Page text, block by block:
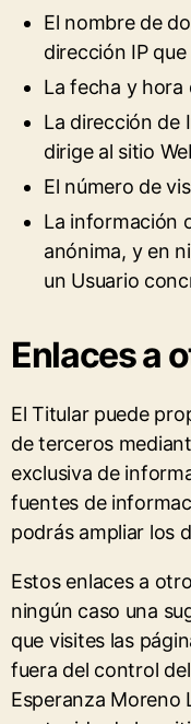
El nombre de
dirección IP
La fecha y hora
La dirección de
dirige al sitio
El número de
La información
anónima, y en
un Usuario
Enlaces a
El Titular puede
de terceros
exclusiva de
fuentes de
podrás ampliar los
Estos enlaces a
ningún caso una
que visites las
fuera del control
Esperanza Moreno